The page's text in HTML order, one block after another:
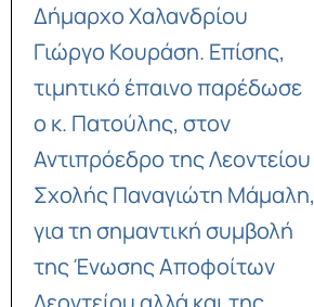
Δήμαρχο Χαλανδρίου
Γιώργο Κουράση. Επίσης,
τιμητικό έπαινο παρέδωσε
ο κ. Πατούλης, στον
Αντιπρόεδρο της Λεοντείου
Σχολής Παναγιώτη Μάμαλη,
για τη σημαντική συμβολή
της Ένωσης Αποφοίτων